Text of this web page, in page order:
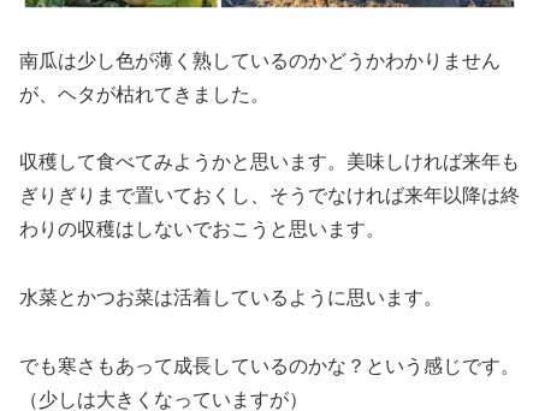
南瓜は少し色が薄く熟しているのかどうかわかりません
が、ヘタが枯れてきました。
収穫して食べてみようかと思います。美味しければ来年も
ぎりぎりまで置いておくし、そうでなければ来年以降は終
わりの収穫はしないでおこうと思います。
水菜とかつお菜は活着しているように思います。
でも寒さもあって成長しているのかな？という感じです。
（少しは大きくなっていますが）